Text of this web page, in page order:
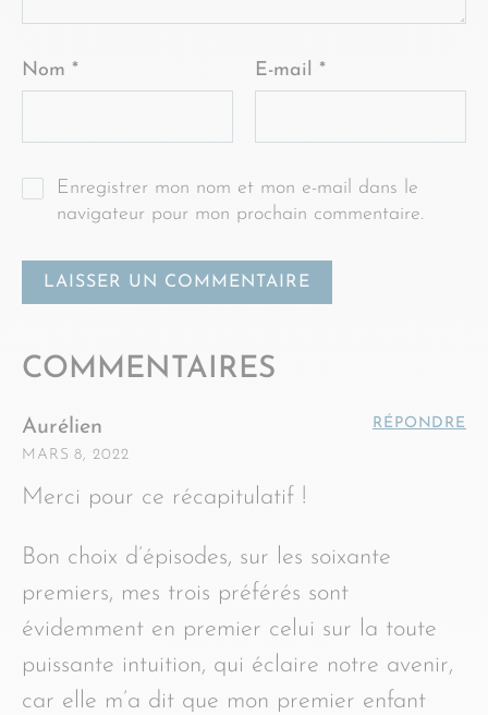
Nom * E-mail *
Enregistrer mon nom et mon e-mail dans le
navigateur pour mon prochain commentaire.
COMMENTAIRES
Aurélien
MARS 8, 2022
RÉPONDRE
Merci pour ce récapitulatif !
Bon choix d’épisodes, sur les soixante
premiers, mes trois préférés sont
évidemment en premier celui sur la toute
puissante intuition, qui éclaire notre avenir,
car elle m’a dit que mon premier enfant